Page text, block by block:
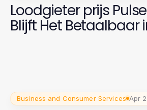
Loodgieter prijs
Blijft Het Betaalbaar
Business and Consumer Services Apr